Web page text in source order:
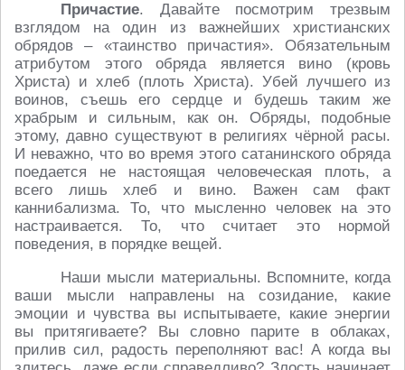
Причастие. Давайте посмотрим трезвым
взглядом на один из важнейших христианских
обрядов – «таинство причастия». Обязательным
атрибутом этого обряда является вино (кровь
Христа) и хлеб (плоть Христа). Убей лучшего из
воинов, съешь его сердце и будешь таким же
храбрым и сильным, как он. Обряды, подобные
этому, давно существуют в религиях чёрной расы.
И неважно, что во время этого сатанинского обряда
поедается не настоящая человеческая плоть, а
всего лишь хлеб и вино. Важен сам факт
каннибализма. То, что мысленно человек на это
настраивается. То, что считает это нормой
поведения, в порядке вещей.
Наши мысли материальны. Вспомните, когда
ваши мысли направлены на созидание, какие
эмоции и чувства вы испытываете, какие энергии
вы притягиваете? Вы словно парите в облаках,
прилив сил, радость переполняют вас! А когда вы